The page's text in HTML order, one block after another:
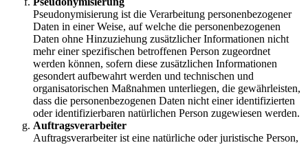
Pseudonymisierung ist die Verarbeitung personenbezogener
Daten in einer Weise, auf welche die personenbezogenen
Daten ohne Hinzuziehung zusätzlicher Informationen nicht
mehr einer spezifischen betroffenen Person zugeordnet
werden können, sofern diese zusätzlichen Informationen
gesondert aufbewahrt werden und technischen und
organisatorischen Maßnahmen unterliegen, die gewährleisten,
dass die personenbezogenen Daten nicht einer identifizierten
oder identifizierbaren natürlichen Person zugewiesen werden.
Auftragsverarbeiter
Auftragsverarbeiter ist eine natürliche oder juristische Person,